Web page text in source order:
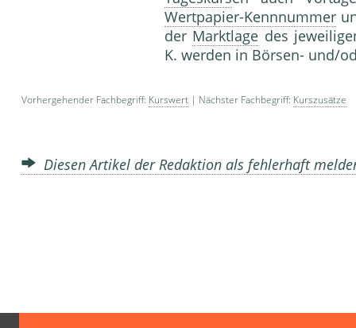
Wertpapier-Kennnummer
der Marktlage des
K. werden in Börsen- und/
Vorhergehender Fachbegriff: Kurswert | Nächster Fachbegriff: Kurszusätze
Diesen Artikel der Redaktion als fehlerhaft